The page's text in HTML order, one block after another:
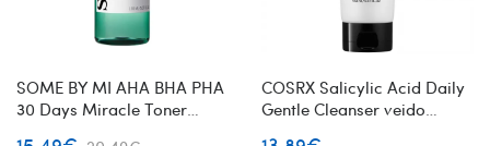
SOME BY MI AHA BHA PHA
30 Days Miracle Toner
COSRX Salicylic Acid Daily
Gentle Cleanser veido